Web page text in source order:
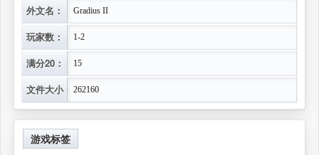
外文名： Gradius II
玩家数： 1-2
满分20： 15
文件大小： 262160
游戏标签